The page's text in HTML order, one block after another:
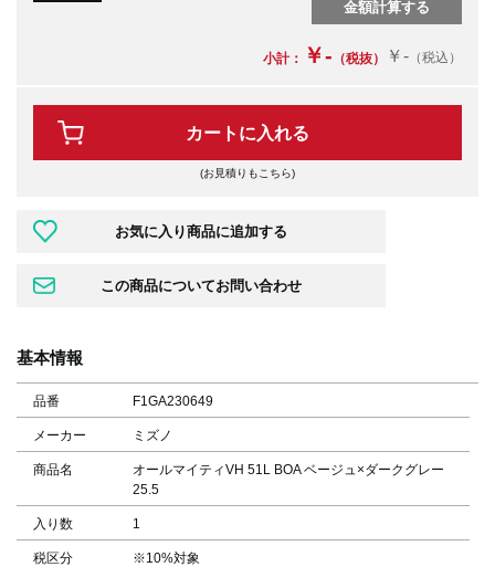
小計： ￥- （税抜） ￥- （税込）
カートに入れる
(お見積りもこちら)
基本情報
品番 F1GA230649
メーカー ミズノ
商品名
オールマイティVH 51L BOA ベージュ×ダークグレー
25.5
入り数 1
税区分 ※10%対象